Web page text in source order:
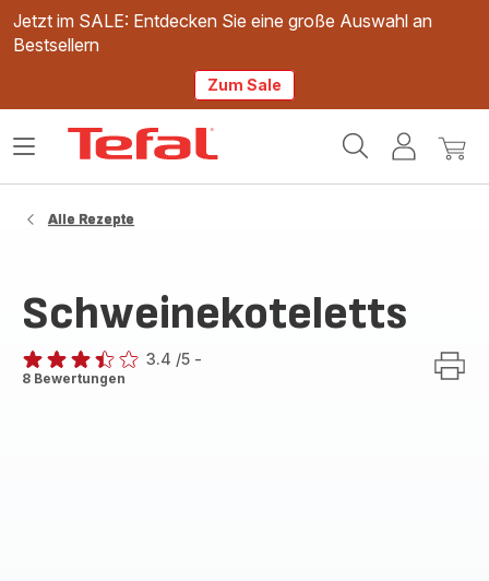
Jetzt im SALE: Entdecken Sie eine große Auswahl an
Bestsellern
Zum Sale
Mein
Mein
Das
Alle Rezepte
Schweinekoteletts
ratings.3.4
3.4 /5 -
8 Bewertungen